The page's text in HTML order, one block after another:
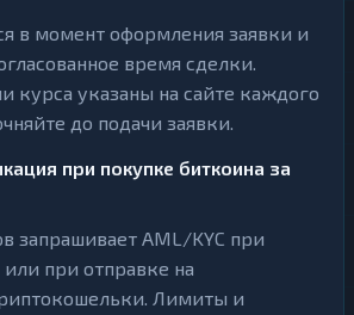
в момент оформления заявки и
время сделки.
курса указаны на сайте каждого
до подачи заявки.
при покупке биткоина за
запрашивает AML/KYC при
при отправке на
Лимиты и